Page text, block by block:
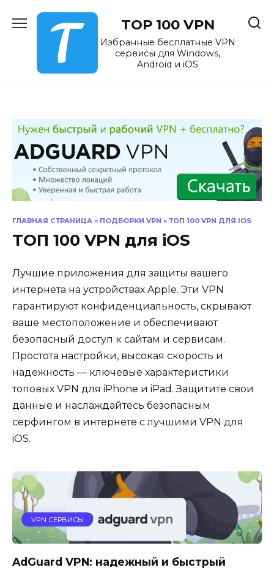
содержанию
TOP 100 VPN
Избранные бесплатные VPN
сервисы для Windows,
Android и iOS
ГЛАВНАЯ СТРАНИЦА » ПОДБОРКИ VPN » ТОП 100 VPN ДЛЯ IOS
ТОП 100 VPN для iOS
Лучшие приложения для защиты вашего
интернета на устройствах Apple. Эти VPN
гарантируют конфиденциальность, скрывают
ваше местоположение и обеспечивают
безопасный доступ к сайтам и сервисам.
Простота настройки, высокая скорость и
надежность — ключевые характеристики
топовых VPN для iPhone и iPad. Защитите свои
данные и наслаждайтесь безопасным
серфингом в интернете с лучшими VPN для
iOS.
VPN СЕРВИСЫ
AdGuard VPN: надежный и быстрый